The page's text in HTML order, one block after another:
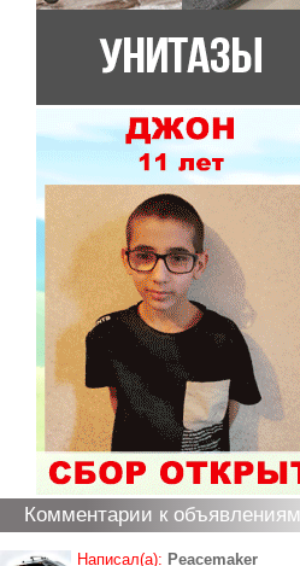
Комментарии к объявлениям
Написал(а): Peacemaker